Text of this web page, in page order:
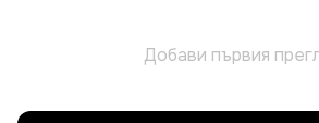
Добави първия